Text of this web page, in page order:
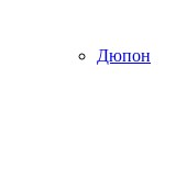
Дюпон